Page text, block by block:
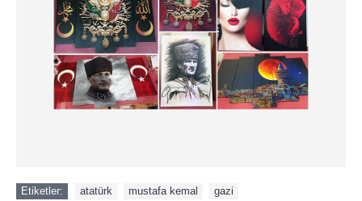
Etiketler: atatürk mustafa kemal gazi